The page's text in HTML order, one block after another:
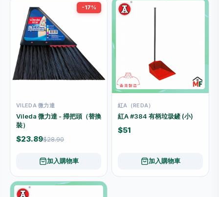
-17%
VILEDA 微力達
Vileda 微力達 - 掃把頭（替換
裝）
$23.89$28.90
加入購物車
紅A（REDA）
紅A #384 有柄垃圾鏟 (小)
$51
加入購物車